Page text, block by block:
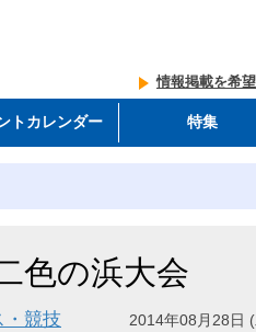
情報掲載を希
トカレンダー 特集
色の浜大会
・競技 2014年08月28